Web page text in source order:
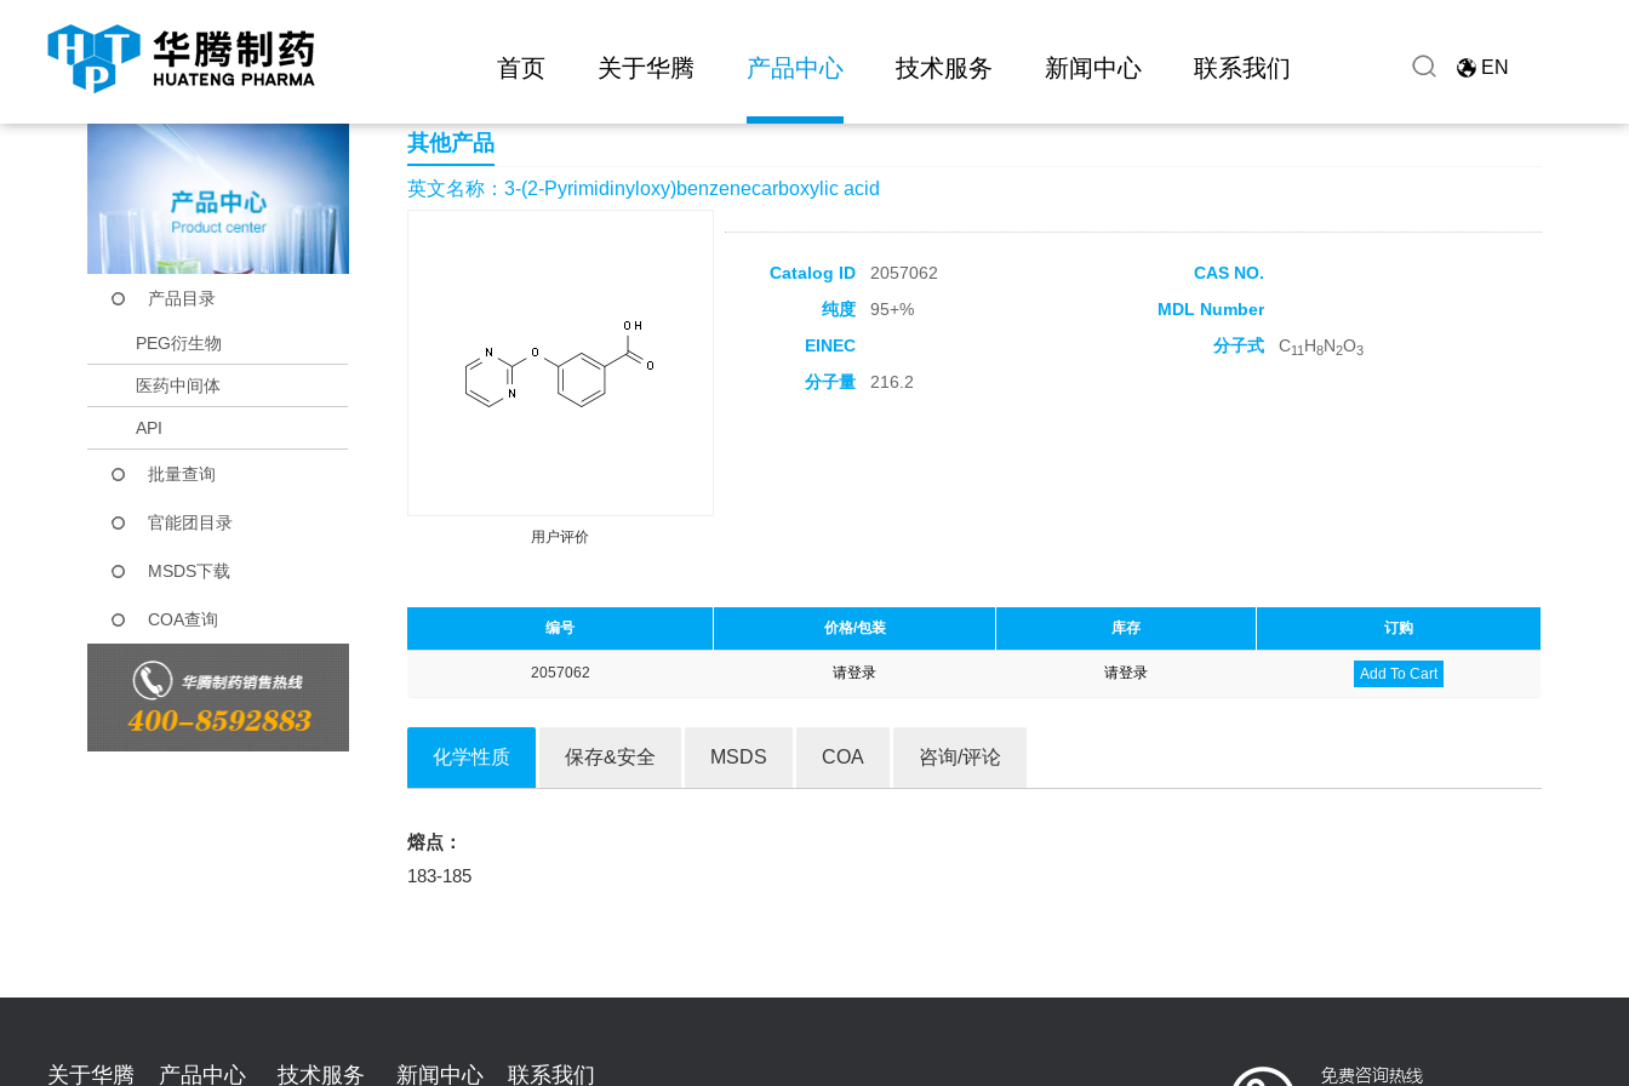
首页 关于华腾 产品中心 技术服务 新闻中心 联系我们 EN
当前位置： 首页 产品中心 3-(2-Pyrimidinyloxy)benzenecarboxylic acid
产品目录
PEG衍生物
医药中间体
API
批量查询
官能团目录
MSDS下载
COA查询
其他产品
英文名称：3-(2-Pyrimidinyloxy)benzenecarboxylic acid
用户评价
Catalog ID 2057062
CAS NO.
纯度
95+%
MDL Number
EINEC
分子式 C11 H8N2O3
分子量 216.2
编号 价格/包装 库存 订购
2057062 请登录 请登录 Add To Cart
化学性质 保存&安全 MSDS COA 咨询/评论
熔点：
183-185
关于华腾 产品中心 技术服务 新闻中心 联系我们